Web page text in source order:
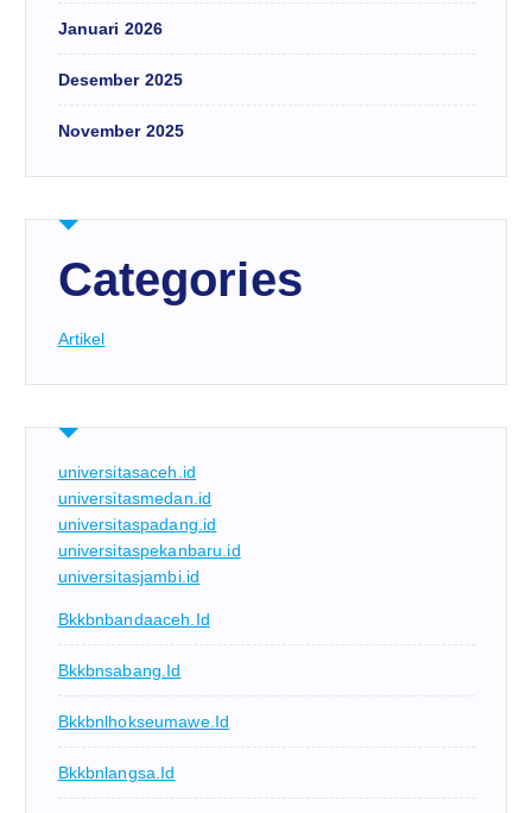
Januari 2026
Desember 2025
November 2025
Categories
Artikel
universitasaceh.id
universitasmedan.id
universitaspadang.id
universitaspekanbaru.id
universitasjambi.id
Bkkbnbandaaceh.id
Bkkbnsabang.id
Bkkbnlhokseumawe.id
Bkkbnlangsa.id